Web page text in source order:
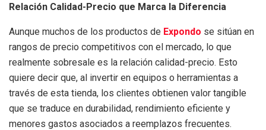
Relación Calidad-Precio que Marca la Diferencia
Aunque muchos de los productos de Expondo se sitúan en
rangos de precio competitivos con el mercado, lo que
realmente sobresale es la relación calidad-precio. Esto
quiere decir que, al invertir en equipos o herramientas a
través de esta tienda, los clientes obtienen valor tangible
que se traduce en durabilidad, rendimiento eficiente y
menores gastos asociados a reemplazos frecuentes.